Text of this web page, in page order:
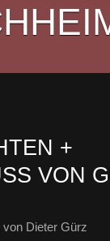
+
VON
von Dieter Gürz